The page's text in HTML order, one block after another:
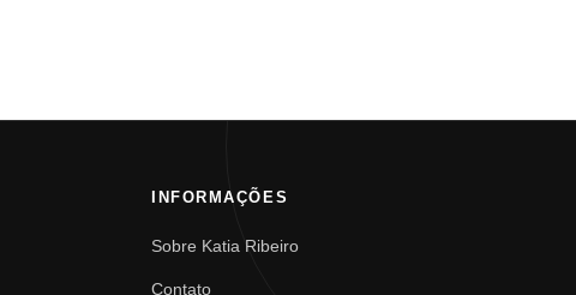
INFORMAÇÕES
Sobre Katia Ribeiro
Contato